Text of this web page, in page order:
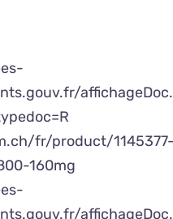
fr/product/
160mg